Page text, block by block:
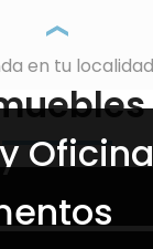
en tu localidad